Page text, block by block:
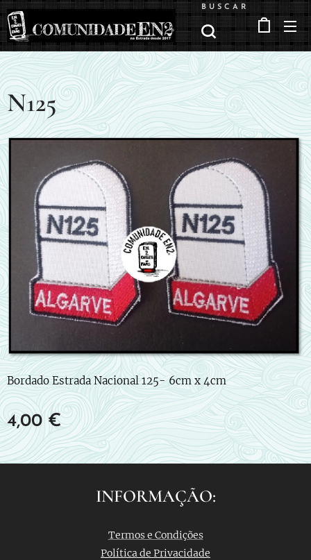
BUSCAR
N125
Bordado Estrada Nacional 125- 6cm x 4cm
4,00 €
INFORMAÇÃO:
Termos e Condições
Política de Privacidade